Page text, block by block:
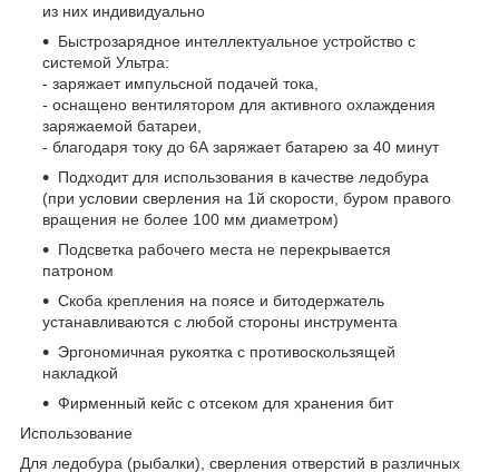
из них индивидуально
Быстрозарядное интеллектуальное устройство с
системой Ультра:
- заряжает импульсной подачей тока,
- оснащено вентилятором для активного охлаждения
заряжаемой батареи,
- благодаря току до 6А заряжает батарею за 40 минут
Подходит для использования в качестве ледобура
(при условии сверления на 1й скорости, буром правого
вращения не более 100 мм диаметром)
Подсветка рабочего места не перекрывается
патроном
Скоба крепления на поясе и битодержатель
устанавливаются с любой стороны инструмента
Эргономичная рукоятка с противоскользящей
накладкой
Фирменный кейс с отсеком для хранения бит
Использование
Для ледобура (рыбалки), сверления отверстий в различных